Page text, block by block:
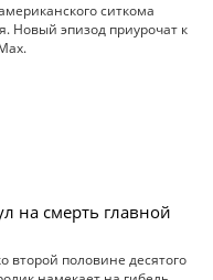
ситкома
Новый эпизод приурочат к
на смерть главной
второй половине десятого